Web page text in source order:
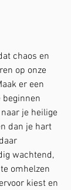
chaos en
op onze
er een
beginnen
je heilige
dan je hart
wachtend,
omhelzen
kiest en